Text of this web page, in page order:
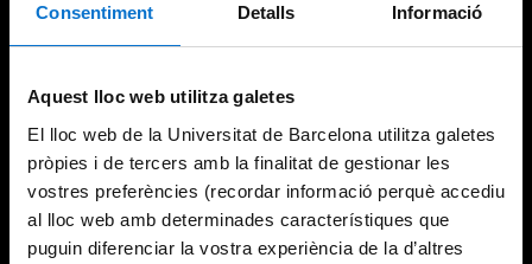
Consentiment Detalls Informació
Aquest lloc web utilitza galetes
El lloc web de la Universitat de Barcelona utilitza galetes
pròpies i de tercers amb la finalitat de gestionar les
vostres preferències (recordar informació perquè accediu
al lloc web amb determinades característiques que
puguin diferenciar la vostra experiència de la d’altres